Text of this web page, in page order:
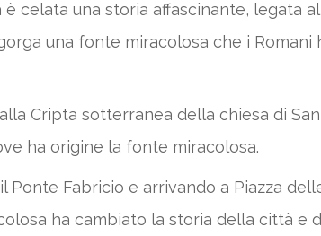
celata una storia affascinante, legata
una fonte miracolosa che i
Cripta sotterranea della chiesa di
ha origine la fonte miracolosa.
Fabricio e arrivando a Piazza
ha cambiato la storia della città e